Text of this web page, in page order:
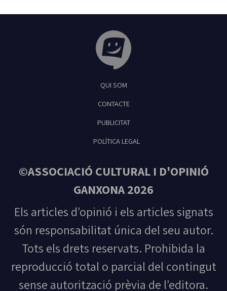
Feliu de Guíxols
QUI SOM
CONTACTE
PUBLICITAT
POLÍTICA LEGAL
©ASSOCIACIÓ CULTURAL I D'OPINIÓ
GANXONA 2026
Els articles d’opinió i els articles signats
són responsabilitat única del seu autor.
Tots els drets reservats. Prohibida la
reproducció total o parcial del contingut
sense autorització prèvia de l’editora.